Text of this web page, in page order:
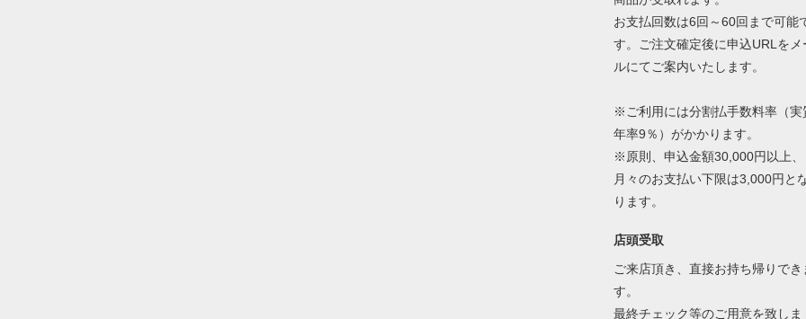
お支払回数は6回～60回まで可能
す。ご注文確定後に申込URLをメ
ルにてご案内いたします。
※ご利用には分割払手数料率（実
年率9％）がかかります。
※原則、申込金額30,000円以上、
月々のお支払い下限は3,000円と
ります。
店頭受取
ご来店頂き、直接お持ち帰りでき
す。
最終チェック等のご用意を致しま